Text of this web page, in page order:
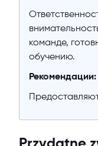
команде,
обучению.
Рекомендации: